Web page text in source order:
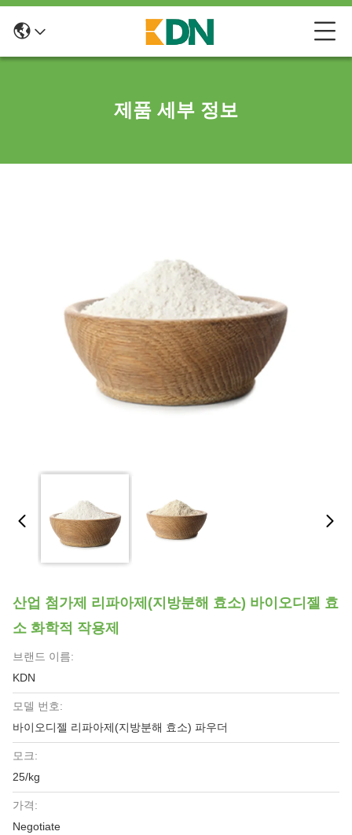
제품 세부 정보
산업 첨가제 리파아제(지방분해 효소) 바이오디젤 효
소 화학적 작용제
브랜드 이름:
KDN
모델 번호:
바이오디젤 리파아제(지방분해 효소) 파우더
모크:
25/kg
가격:
Negotiate